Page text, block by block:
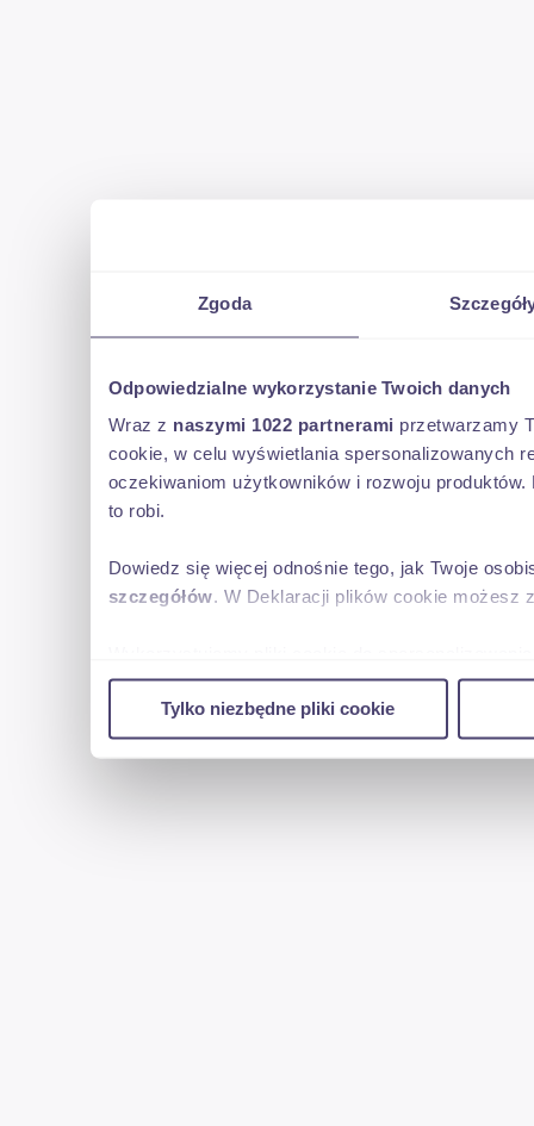
Zgoda
Odpowiedzialne wykorzystanie Twoich danych
Wraz z naszymi 1022 partnerami przetwarzamy
cookie, w celu wyświetlania spersonalizowanych
oczekiwaniom użytkowników i rozwoju
to robi.
Dowiedz się więcej odnośnie tego, jak Twoje
szczegółów. W Deklaracji plików cookie możesz
w naszej witrynie. Informacje o tym, jak
reklamowym i analitycznym. Partnerzy mogą
uzyskanymi podczas korzystania z ich usług.
Tylko niezbędne pliki cookie